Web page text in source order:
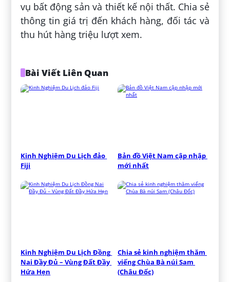
vụ bất động sản và thiết kế nội thất. Chia sẻ
thông tin giá trị đến khách hàng, đối tác và
thu hút hàng triệu lượt xem.
Bài Viết Liên Quan
Kinh Nghiệm Du Lịch đảo
Fiji
Bản đồ Việt Nam cập nhập
mới nhất
Kinh Nghiệm Du Lịch Đồng
Nai Đầy Đủ – Vùng Đất Đầy
Hứa Hẹn
Chia sẻ kinh nghiệm thăm
viếng Chùa Bà núi Sam
(Châu Đốc)